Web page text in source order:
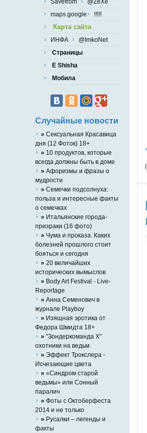
Savefrom
@ZeXe
maps.google
!!!!!
Карта сайта
ИНФА
@ImkoNet
Страницы
E Shisha
Мобила
Случайные новости
» Сексуальная Красавица
дня (12 Фоток) 18+
» 10 продуктов, которые
всегда должны быть в доме
» Афоризмы и фразы о
мудрости
» Семечки подсолнуха:
польза и интересные факты
о семечках
» Итальянские города-
призраки (16 фото)
» Чума и проказа. Каких
болезней прошлого стоит
бояться и сегодня
» 20 величайших
исторических вымыслов
» Body Art Festival - Live-
Reportage
» Анна Семенович в
журнале Playboy
» Изящная эротика от
Федора Шмидта 18+
» "Зондеркоманда Х"
охотники на ведьм.
» Эффект Трокслера -
Исчезающие цвета
» «Синдром старой
ведьмы» или Сонный
паралич
» Фоты с Октоберфеста
2014 и не только
» Русалки – легенды и
факты